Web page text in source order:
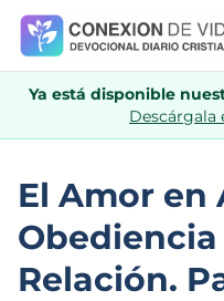
Ya está disponible
Descárgala
El Amor en
Relación.